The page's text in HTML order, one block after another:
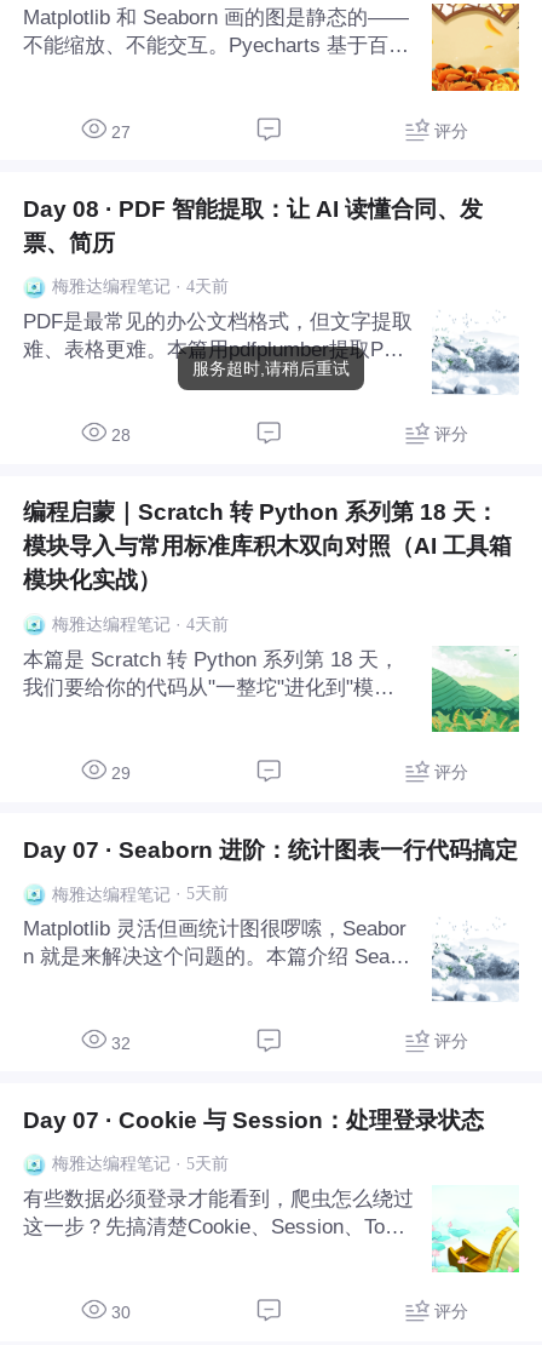
Matplotlib 和 Seaborn 画的图是静态的——
不能缩放、不能交互。Pyecharts 基于百度
放查看细节、点击切换系列。本篇从零开始
27 评分
Day 08 · PDF 智能提取：让 AI 读懂合同、发
票、简历
梅雅达编程笔记· 4天前
PDF是最常见的办公文档格式，但文字提取
难、表格更难。本篇用pdfplumber提取PDF
文字，交给GLM智能理解：一键提取合同
化JSON。传统工具只能拿到文字，AI能理
28 评分
编程启蒙｜Scratch 转 Python 系列第 18 天：
模块导入与常用标准库积木双向对照（AI 工具箱
模块化实战）
梅雅达编程笔记· 4天前
本篇是 Scratch 转 Python 系列第 18 天，
我们要给你的代码从"一整坨"进化到"模块
Agent、工具、存档、日志拆成独立文件；i
29 评分
Day 07 · Seaborn 进阶：统计图表一行代码搞定
梅雅达编程笔记· 5天前
Matplotlib 灵活但画统计图很啰嗦，Seabor
n 就是来解决这个问题的。本篇介绍 Seabo
维关系、条形图带置信区间。每个图都只有
32 评分
Day 07 · Cookie 与 Session：处理登录状态
梅雅达编程笔记· 5天前
有些数据必须登录才能看到，爬虫怎么绕过
这一步？先搞清楚Cookie、Session、Toke
Session模拟登录后自动携带Cookie，二是
30 评分
服务超时,请稍后重试